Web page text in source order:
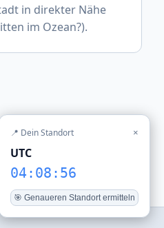
in direkter Nähe
im Ozean?).
📍 Dein Standort ×
UTC
04:08:56
🎯 Genaueren Standort ermitteln